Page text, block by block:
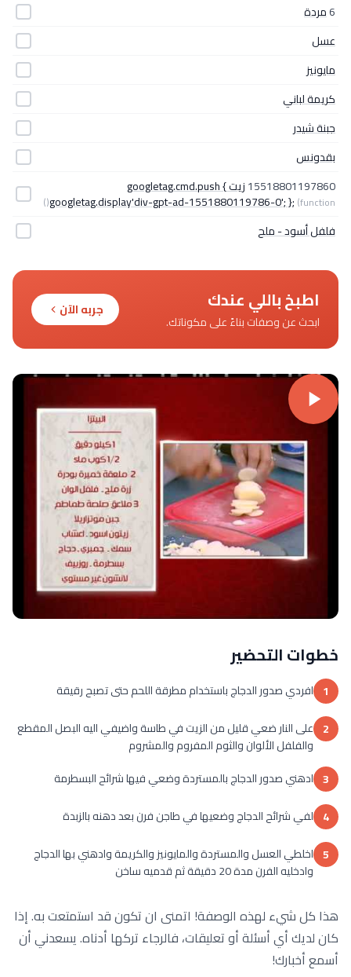
6مردة
عسل
مايونيز
كريمة لباني
جبنة شيدر
بقدونس
15518801197860
زيت googletag.cmd.push {
googletag.display'div-gpt-ad-1551880119786-0'; }; (function()
فلفل أسود - ملح
اطبخ باللي عندك
ابحث عن وصفات بناءً على مكوناتك.
جربه الآن
خطوات التحضير
1 افردي صدور الدجاج باستخدام مطرقة اللحم حتى تصبح رقيقة
2 على النار ضعي قليل من الزيت في طاسة واضيفي اليه البصل المقطع
والفلفل الألوان والثوم المفروم والمشروم
3 ادهني صدور الدجاج بالمستردة وضعي فيها شرائح البسطرمة
4 لفي شرائح الدجاج وضعيها في طاجن فرن بعد دهنه بالزبدة
5 اخلطي العسل والمستردة والمايونيز والكريمة وادهني بها الدجاج
وادخليه الفرن مدة 20 دقيقة ثم قدميه ساخن
هذا كل شيء لهذه الوصفة! اتمنى ان تكون قد استمتعت به. إذا
كان لديك أي أسئلة أو تعليقات، فالرجاء تركها أدناه. يسعدني أن
أسمع أخبارك!